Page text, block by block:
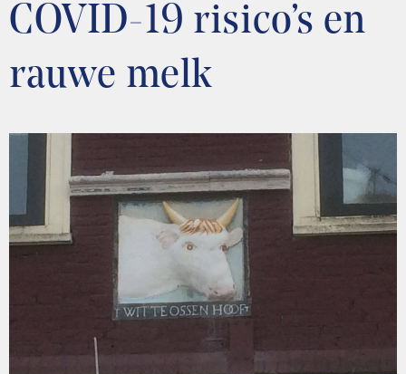
COVID-19 risico’s en
rauwe melk